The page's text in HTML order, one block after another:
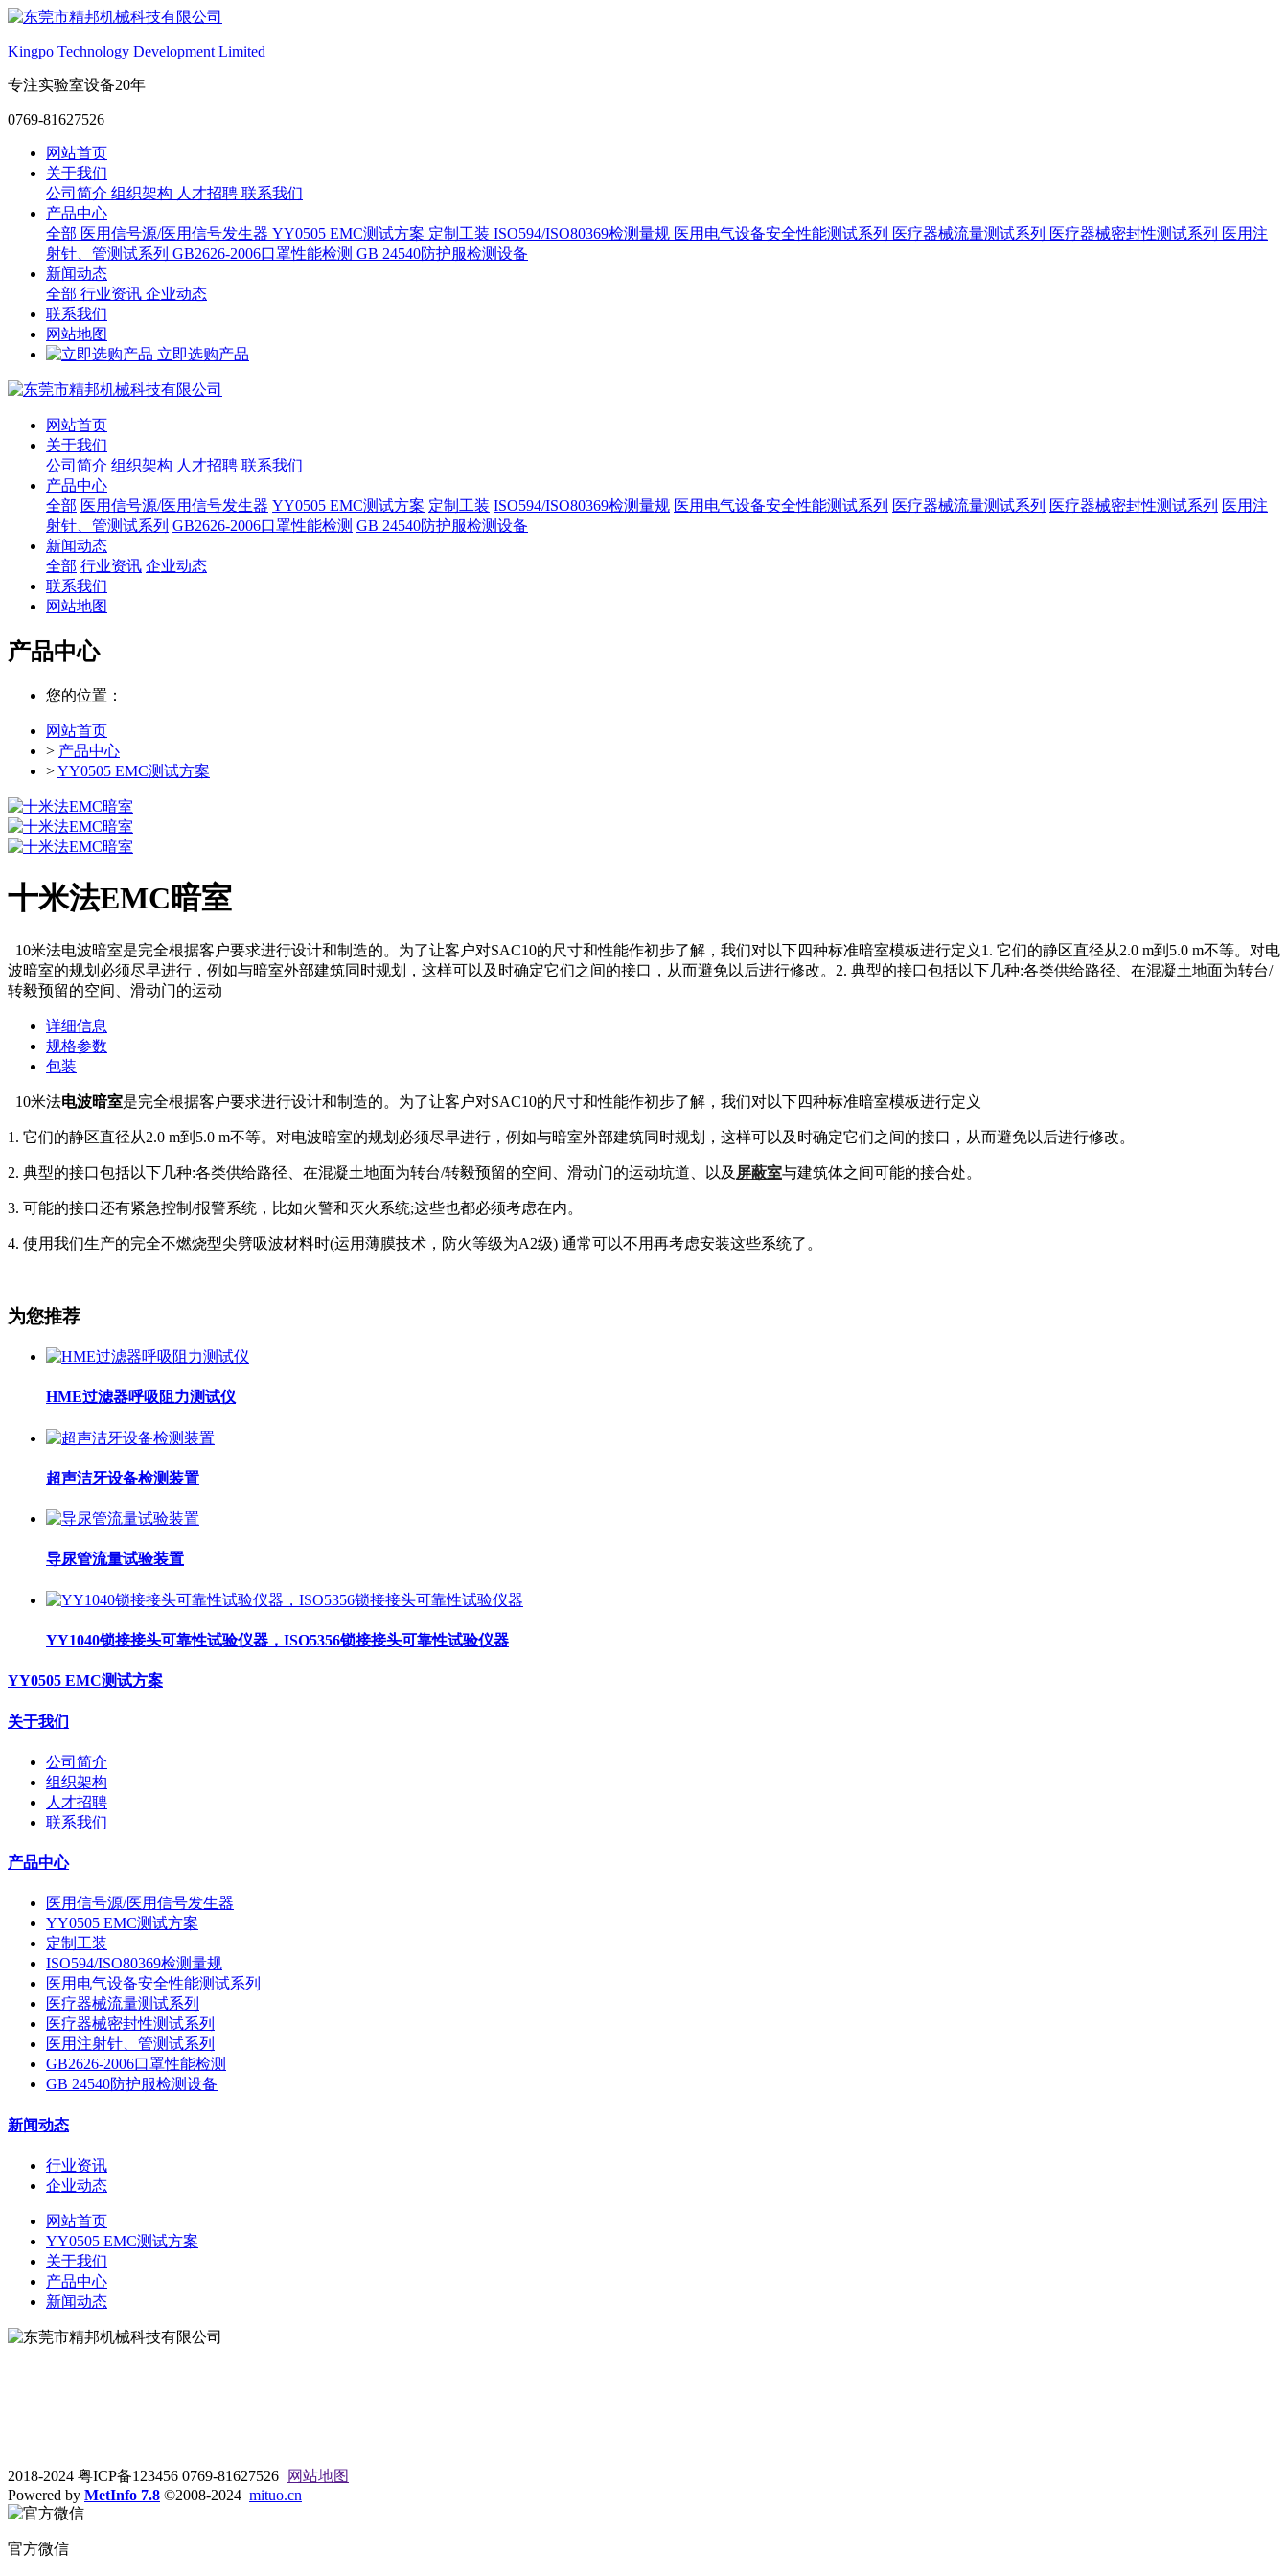
Kingpo Technology Development Limited
专注实验室设备20年
0769-81627526
网站首页
关于我们
公司简介 组织架构 人才招聘 联系我们
产品中心
全部 医用信号源/医用信号发生器 YY0505 EMC测试方案 定制工装 ISO594/ISO80369检测量规 医用电气设备安全性能测试系列 医疗器械流量测试系列 医疗器械密封性测试系列 医用注
射针、管测试系列 GB2626-2006口罩性能检测 GB 24540防护服检测设备
新闻动态
全部 行业资讯 企业动态
联系我们
网站地图
立即选购产品
网站首页
关于我们
公司简介 组织架构 人才招聘 联系我们
产品中心
全部 医用信号源/医用信号发生器 YY0505 EMC测试方案 定制工装 ISO594/ISO80369检测量规 医用电气设备安全性能测试系列 医疗器械流量测试系列 医疗器械密封性测试系列 医用注
射针、管测试系列 GB2626-2006口罩性能检测 GB 24540防护服检测设备
新闻动态
全部 行业资讯 企业动态
联系我们
网站地图
产品中心
您的位置：
网站首页
> 产品中心
>YY0505 EMC测试方案
十米法EMC暗室
10米法电波暗室是完全根据客户要求进行设计和制造的。为了让客户对SAC10的尺寸和性能作初步了解，我们对以下四种标准暗室模板进行定义1. 它们的静区直径从2.0 m到5.0 m不等。对电
波暗室的规划必须尽早进行，例如与暗室外部建筑同时规划，这样可以及时确定它们之间的接口，从而避免以后进行修改。2. 典型的接口包括以下几种:各类供给路径、在混凝土地面为转台/
转毅预留的空间、滑动门的运动
详细信息
规格参数
包装
10米法电波暗室是完全根据客户要求进行设计和制造的。为了让客户对SAC10的尺寸和性能作初步了解，我们对以下四种标准暗室模板进行定义
1. 它们的静区直径从2.0 m到5.0 m不等。对电波暗室的规划必须尽早进行，例如与暗室外部建筑同时规划，这样可以及时确定它们之间的接口，从而避免以后进行修改。
2. 典型的接口包括以下几种:各类供给路径、在混凝土地面为转台/转毅预留的空间、滑动门的运动坑道、以及 屏蔽室与建筑体之间可能的接合处。
3. 可能的接口还有紧急控制/报警系统，比如火警和灭火系统;这些也都必须考虑在内。
4. 使用我们生产的完全不燃烧型尖劈吸波材料时(运用薄膜技术，防火等级为A2级) 通常可以不用再考虑安装这些系统了。
为您推荐
HME过滤器呼吸阻力测试仪
超声洁牙设备检测装置
导尿管流量试验装置
YY1040锁接接头可靠性试验仪器，ISO5356锁接接头可靠性试验仪器
YY0505 EMC测试方案
关于我们
公司简介
组织架构
人才招聘
联系我们
产品中心
医用信号源/医用信号发生器
YY0505 EMC测试方案
定制工装
ISO594/ISO80369检测量规
医用电气设备安全性能测试系列
医疗器械流量测试系列
医疗器械密封性测试系列
医用注射针、管测试系列
GB2626-2006口罩性能检测
GB 24540防护服检测设备
新闻动态
行业资讯
企业动态
网站首页
YY0505 EMC测试方案
关于我们
产品中心
新闻动态
2018-2024 粤ICP备123456 0769-81627526
网站地图
Powered by MetInfo 7.8 ©2008-2024 mituo.cn
官方微信